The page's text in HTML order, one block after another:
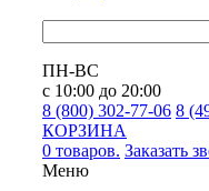
ПН-ВС
с 10:00 до 20:00
8 (800) 302-77-06 8
КОРЗИНА
0 товаров. Заказать
Меню